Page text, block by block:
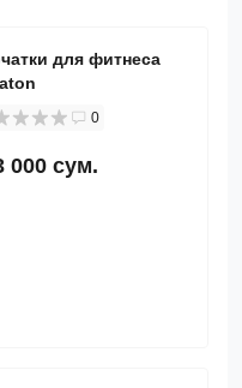
для фитнеса
0
000 сум.